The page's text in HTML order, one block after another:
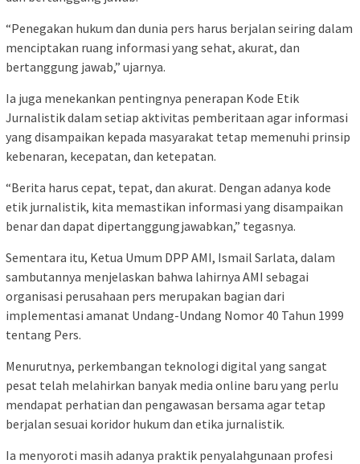
“Penegakan hukum dan dunia pers harus berjalan seiring dalam
menciptakan ruang informasi yang sehat, akurat, dan
bertanggung jawab,” ujarnya.
Ia juga menekankan pentingnya penerapan Kode Etik
Jurnalistik dalam setiap aktivitas pemberitaan agar informasi
yang disampaikan kepada masyarakat tetap memenuhi prinsip
kebenaran, kecepatan, dan ketepatan.
“Berita harus cepat, tepat, dan akurat. Dengan adanya kode
etik jurnalistik, kita memastikan informasi yang disampaikan
benar dan dapat dipertanggungjawabkan,” tegasnya.
Sementara itu, Ketua Umum DPP AMI, Ismail Sarlata, dalam
sambutannya menjelaskan bahwa lahirnya AMI sebagai
organisasi perusahaan pers merupakan bagian dari
implementasi amanat Undang-Undang Nomor 40 Tahun 1999
tentang Pers.
Menurutnya, perkembangan teknologi digital yang sangat
pesat telah melahirkan banyak media online baru yang perlu
mendapat perhatian dan pengawasan bersama agar tetap
berjalan sesuai koridor hukum dan etika jurnalistik.
Ia menyoroti masih adanya praktik penyalahgunaan profesi